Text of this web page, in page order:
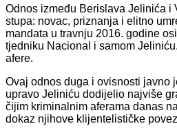
Odnos između Berislava Jelinića i
stupa: novac, priznanja i elitno
mandata u travnju 2016. godine
tjedniku Nacional i samom
afere.
Ovaj odnos duga i ovisnosti javno
upravo Jeliniću dodijelio najviše
čijim kriminalnim aferama danas
dokaz njihove klijentelističke